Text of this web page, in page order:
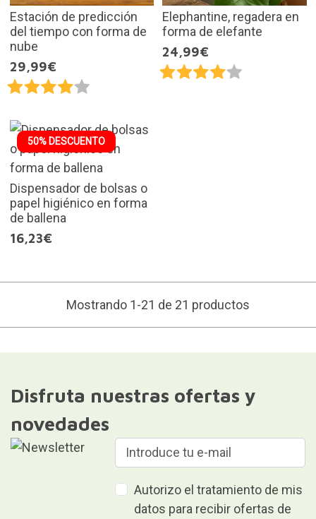
Estación de predicción
del tiempo con forma de
nube
29,99€
Elephantine, regadera en
forma de elefante
24,99€
50% DESCUENTO
Dispensador de bolsas o
papel higiénico en forma
de ballena
16,23€
Mostrando 1-21 de 21 productos
Disfruta nuestras ofertas y
novedades
Autorizo el tratamiento de mis
datos para recibir ofertas de